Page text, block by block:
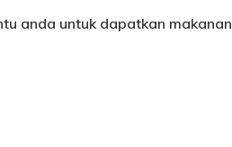
anda untuk dapatkan